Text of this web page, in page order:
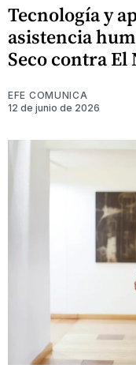
Tecnología y
asistencia
Seco contra El
EFE COMUNICA
12 de junio de 2026